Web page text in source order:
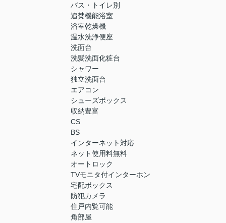
バス・トイレ別
追焚機能浴室
浴室乾燥機
温水洗浄便座
洗面台
洗髪洗面化粧台
シャワー
独立洗面台
エアコン
シューズボックス
収納豊富
CS
BS
インターネット対応
ネット使用料無料
オートロック
TVモニタ付インターホン
宅配ボックス
防犯カメラ
住戸内覧可能
角部屋